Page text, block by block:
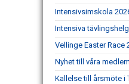
Intensivsimskola
Intensiva
Vellinge Easter Race
Nyhet till våra
Kallelse till årsmöte i